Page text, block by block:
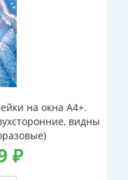
на окна А4+.
видны
₽